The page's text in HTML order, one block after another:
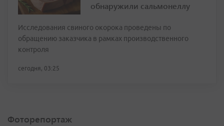
обнаружили сальмонеллу
Исследования свиного окорока проведены по
обращению заказчика в рамках производственного
контроля
сегодня, 03:25
Фоторепортаж